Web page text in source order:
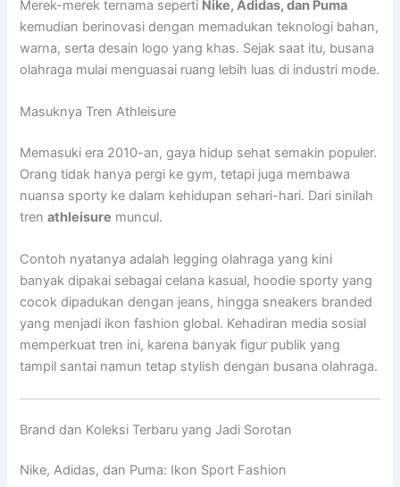
Merek-merek ternama seperti Nike, Adidas, dan Puma
kemudian berinovasi dengan memadukan teknologi bahan,
warna, serta desain logo yang khas. Sejak saat itu, busana
olahraga mulai menguasai ruang lebih luas di industri mode.
Masuknya Tren Athleisure
Memasuki era 2010-an, gaya hidup sehat semakin populer.
Orang tidak hanya pergi ke gym, tetapi juga membawa
nuansa sporty ke dalam kehidupan sehari-hari. Dari sinilah
trenathleisure muncul.
Contoh nyatanya adalah legging olahraga yang kini
banyak dipakai sebagai celana kasual, hoodie sporty yang
cocok dipadukan dengan jeans, hingga sneakers branded
yang menjadi ikon fashion global. Kehadiran media sosial
memperkuat tren ini, karena banyak figur publik yang
tampil santai namun tetap stylish dengan busana olahraga.
Brand dan Koleksi Terbaru yang Jadi Sorotan
Nike, Adidas, dan Puma: Ikon Sport Fashion